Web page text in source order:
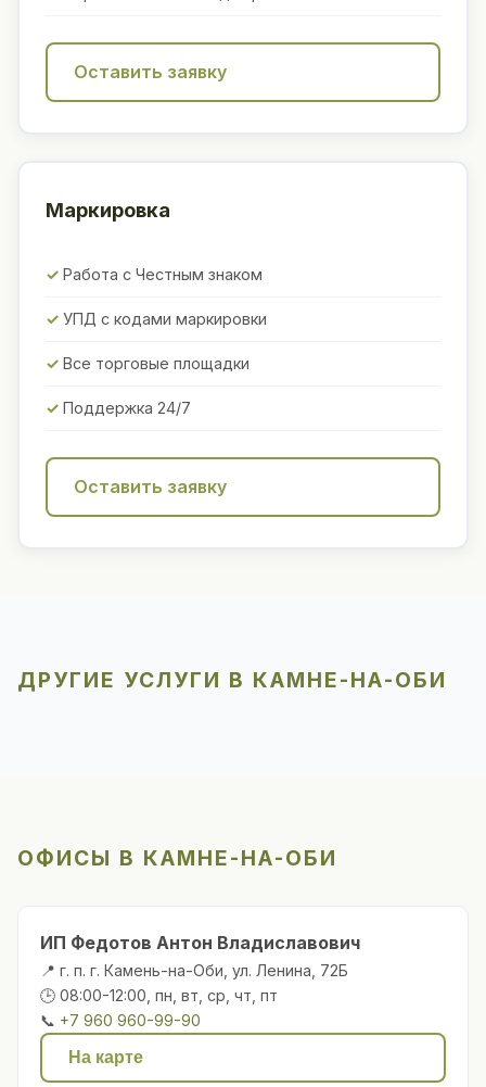
Оставить заявку
Маркировка
Работа с Честным знаком
УПД с кодами маркировки
Все торговые площадки
Поддержка 24/7
Оставить заявку
ДРУГИЕ УСЛУГИ В КАМНЕ-НА-ОБИ
ОФИСЫ В КАМНЕ-НА-ОБИ
ИП Федотов Антон Владиславович
📍 г. п. г. Камень-на-Оби, ул. Ленина, 72Б
🕒 08:00-12:00, пн, вт, ср, чт, пт
📞 +7 960 960-99-90
На карте